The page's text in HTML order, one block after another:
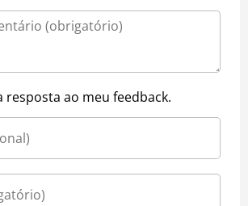
resposta ao meu feedback.